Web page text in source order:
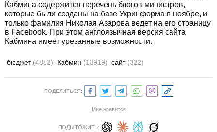
Кабмина содержится перечень блогов министров,
которые были созданы на базе Укринформа в ноябре, и
только фамилия Николая Азарова ведет на его страницу
в Facebook. При этом англоязычная версия сайта
Кабмина имеет урезанные возможности.
бюджет (4882) Кабмин (13919) сайт (322)
ПОДЕЛИТЬСЯ:
Мне нравится
ПОДЫТОЖИТЬ: